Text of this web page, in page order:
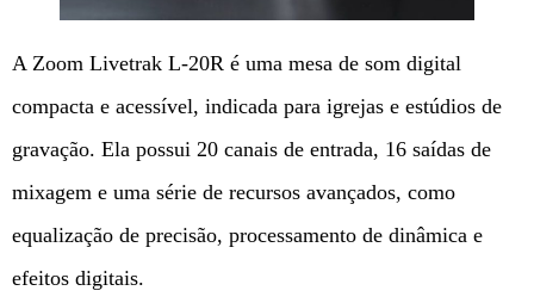
A Zoom Livetrak L-20R é uma mesa de som digital
compacta e acessível, indicada para igrejas e estúdios de
gravação. Ela possui 20 canais de entrada, 16 saídas de
mixagem e uma série de recursos avançados, como
equalização de precisão, processamento de dinâmica e
efeitos digitais.